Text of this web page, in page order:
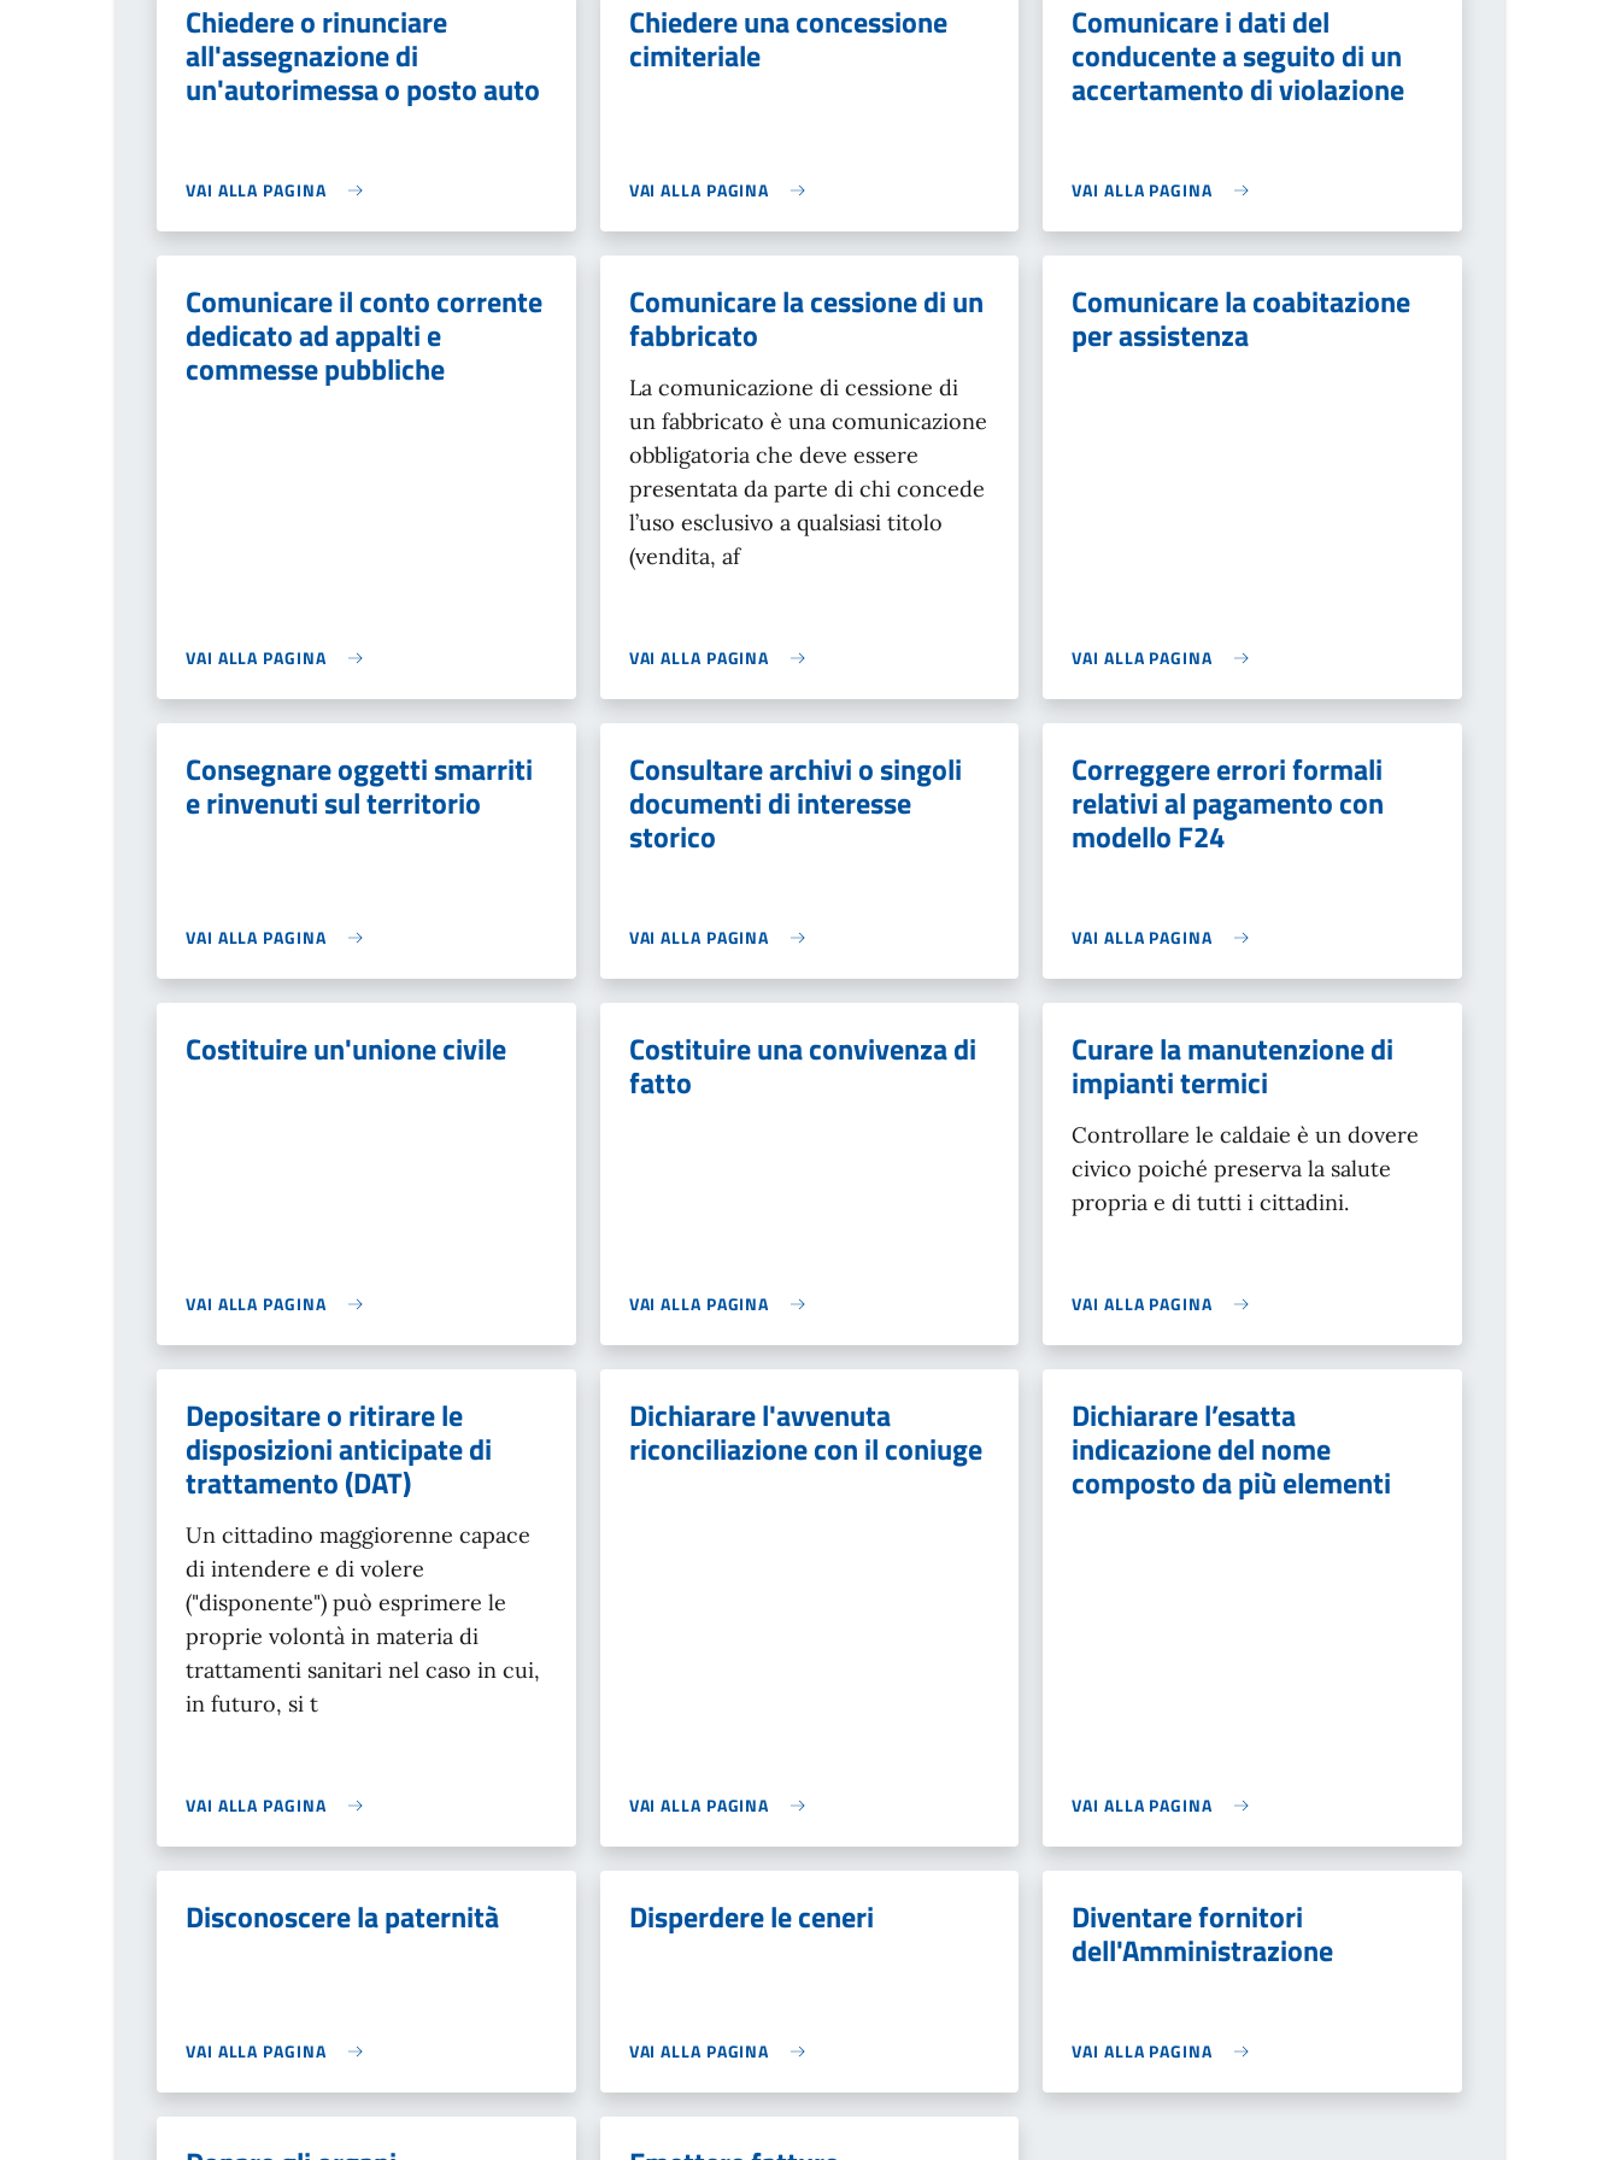
Chiedere o rinunciare
all'assegnazione di
un'autorimessa o posto auto
VAI ALLA PAGINA
Chiedere una concessione
cimiteriale
VAI ALLA PAGINA
Comunicare i dati del
conducente a seguito di un
accertamento di violazione
VAI ALLA PAGINA
Comunicare il conto corrente
dedicato ad appalti e
commesse pubbliche
VAI ALLA PAGINA
Comunicare la cessione di un
fabbricato
La comunicazione di cessione di
un fabbricato è una comunicazione
obbligatoria che deve essere
presentata da parte di chi concede
l’uso esclusivo a qualsiasi titolo
(vendita, af
VAI ALLA PAGINA
Comunicare la coabitazione
per assistenza
VAI ALLA PAGINA
Consegnare oggetti smarriti
e rinvenuti sul territorio
VAI ALLA PAGINA
Consultare archivi o singoli
documenti di interesse
storico
VAI ALLA PAGINA
Correggere errori formali
relativi al pagamento con
modello F24
VAI ALLA PAGINA
Costituire un'unione civile
VAI ALLA PAGINA
Costituire una convivenza di
fatto
VAI ALLA PAGINA
Curare la manutenzione di
impianti termici
Controllare le caldaie è un dovere
civico poiché preserva la salute
propria e di tutti i cittadini.
VAI ALLA PAGINA
Depositare o ritirare le
disposizioni anticipate di
trattamento (DAT)
Un cittadino maggiorenne capace
di intendere e di volere
("disponente") può esprimere le
proprie volontà in materia di
trattamenti sanitari nel caso in cui,
in futuro, si t
VAI ALLA PAGINA
Dichiarare l'avvenuta
riconciliazione con il coniuge
VAI ALLA PAGINA
Dichiarare l’esatta
indicazione del nome
composto da più elementi
VAI ALLA PAGINA
Disconoscere la paternità
VAI ALLA PAGINA
Disperdere le ceneri
VAI ALLA PAGINA
Diventare fornitori
dell'Amministrazione
VAI ALLA PAGINA